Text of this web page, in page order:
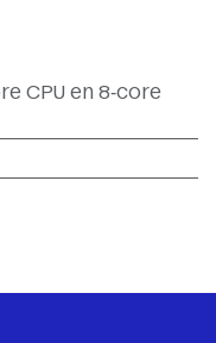
CPU en 8‑core